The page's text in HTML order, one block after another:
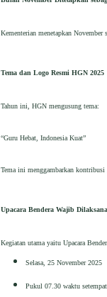
Kementerian menetapkan
Tema dan Logo Resmi HGN 2025
Tahun ini, HGN mengusung tema:
“Guru Hebat, Indonesia Kuat”
Tema ini menggambarkan
Upacara Bendera Wajib
Kegiatan utama yaitu Upacara
Selasa, 25 November 2025
Pukul 07.30 waktu setempat